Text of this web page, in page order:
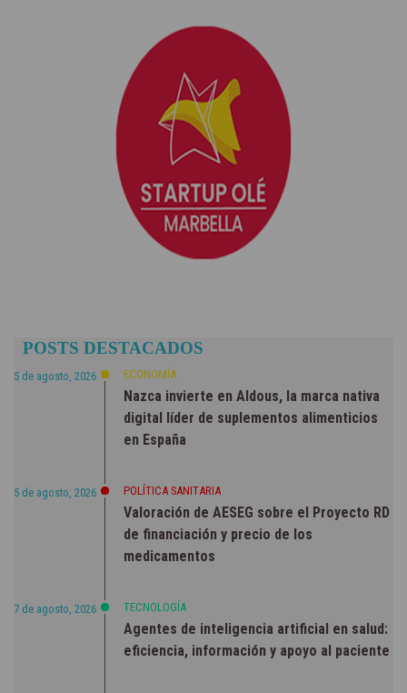
POSTS DESTACADOS
5 de agosto, 2026 ECONOMÍA
Nazca invierte en Aldous, la marca nativa
digital líder de suplementos alimenticios
en España
5 de agosto, 2026 POLÍTICA SANITARIA
Valoración de AESEG sobre el Proyecto RD
de financiación y precio de los
medicamentos
7 de agosto, 2026 TECNOLOGÍA
Agentes de inteligencia artificial en salud:
eficiencia, información y apoyo al paciente